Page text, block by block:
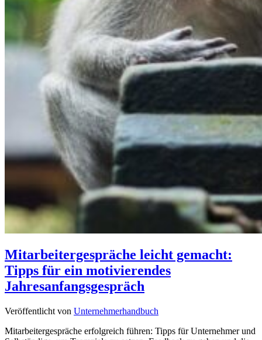
Mitarbeitergespräche leicht gemacht:
Tipps für ein motivierendes
Jahresanfangsgespräch
Veröffentlicht von Unternehmerhandbuch
Mitarbeitergespräche erfolgreich führen: Tipps für Unternehmer und